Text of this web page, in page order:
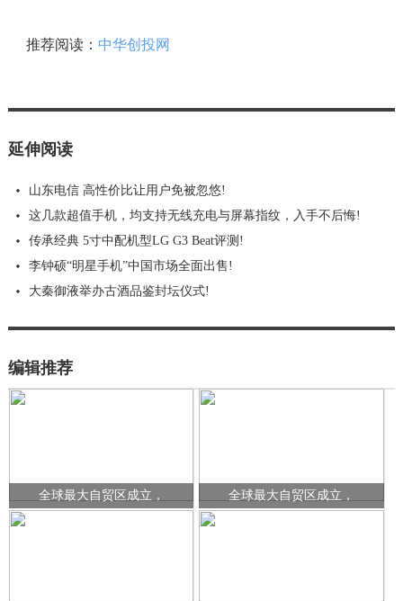
推荐阅读： 中华创投网
延伸阅读
山东电信 高性价比让用户免被忽悠!
这几款超值手机，均支持无线充电与屏幕指纹，入手不后悔!
传承经典 5寸中配机型LG G3 Beat评测!
李钟硕“明星手机”中国市场全面出售!
大秦御液举办古酒品鉴封坛仪式!
编辑推荐
全球最大自贸区成立， 全球最大自贸区成立，